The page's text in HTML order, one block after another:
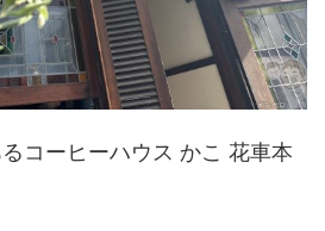
コーヒーハウス かこ 花車本